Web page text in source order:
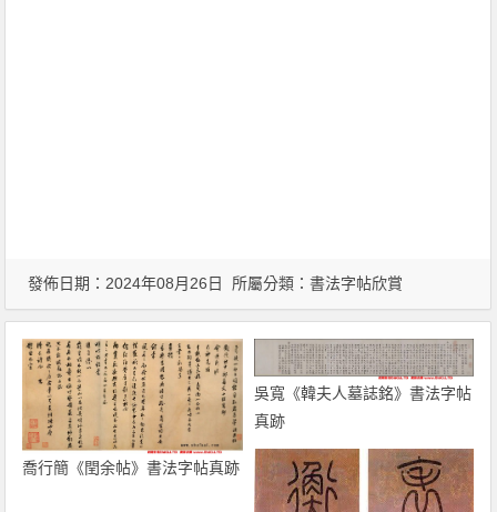
發佈日期：2024年08月26日 所屬分類：書法字帖欣賞
喬行簡《閏余帖》書法字帖真跡
吳寬《韓夫人墓誌銘》書法字帖
真跡